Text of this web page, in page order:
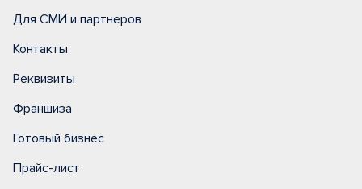
Для СМИ и партнеров
Контакты
Реквизиты
Франшиза
Готовый бизнес
Прайс-лист